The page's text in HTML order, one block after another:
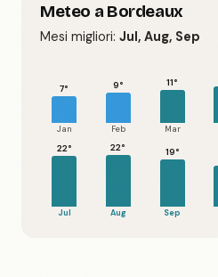
Meteo a Bordeaux
Mesi migliori: Jul, Aug, Sep
7°
Jan
9°
Feb
11°
Mar
22°
Jul
22°
Aug
19°
Sep